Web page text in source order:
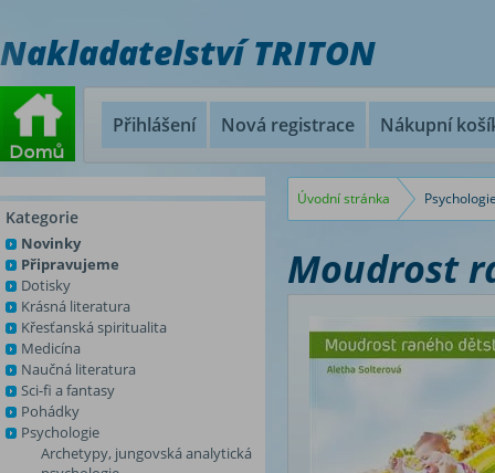
Nakladatelství TRITON
Přihlášení Nová registrace Nákupní
Kategorie
Novinky
Připravujeme
Dotisky
Krásná literatura
Křesťanská spiritualita
Medicína
Naučná literatura
Sci-fi a fantasy
Pohádky
Psychologie
Archetypy, jungovská analytická
Úvodní stránka
Moudrost